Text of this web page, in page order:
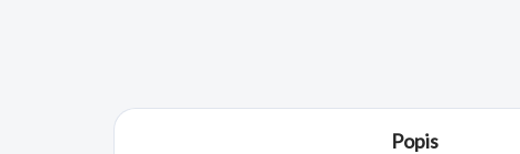
Popis